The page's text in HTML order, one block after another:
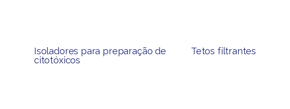
Isoladores para preparação de
citotóxicos​
Tetos filtrantes